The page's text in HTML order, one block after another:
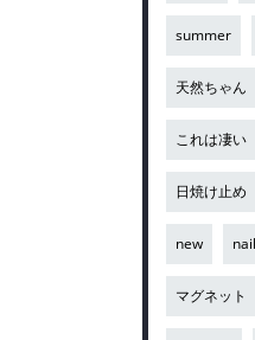
summer
天然ちゃん
これは凄い
日焼け止め
new nail
マグネット